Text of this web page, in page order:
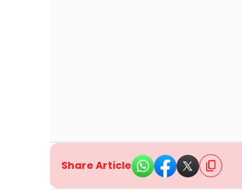
Share Article